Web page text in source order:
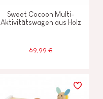
Sweet Cocoon Multi-
Aktivitätswagen aus Holz
69,99 €